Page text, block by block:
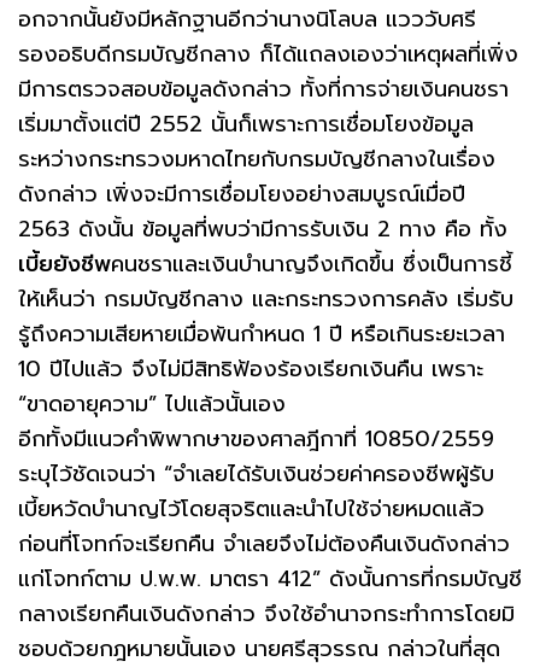
อกจากนั้นยังมีหลักฐานอีกว่านางนิโลบล แวววับศรี
รองอธิบดีกรมบัญชีกลาง ก็ได้แถลงเองว่าเหตุผลที่เพิ่ง
มีการตรวจสอบข้อมูลดังกล่าว ทั้งที่การจ่ายเงินคนชรา
เริ่มมาตั้งแต่ปี 2552 นั้นก็เพราะการเชื่อมโยงข้อมูล
ระหว่างกระทรวงมหาดไทยกับกรมบัญชีกลางในเรื่อง
ดังกล่าว เพิ่งจะมีการเชื่อมโยงอย่างสมบูรณ์เมื่อปี
2563 ดังนั้น ข้อมูลที่พบว่ามีการรับเงิน 2 ทาง คือ ทั้ง
เบี้ยยังชีพคนชราและเงินบำนาญจึงเกิดขึ้น ซึ่งเป็นการชี้
ให้เห็นว่า กรมบัญชีกลาง และกระทรวงการคลัง เริ่มรับ
รู้ถึงความเสียหายเมื่อพ้นกำหนด 1 ปี หรือเกินระยะเวลา
10 ปีไปแล้ว จึงไม่มีสิทธิฟ้องร้องเรียกเงินคืน เพราะ
“ขาดอายุความ” ไปแล้วนั้นเอง
อีกทั้งมีแนวคำพิพากษาของศาลฎีกาที่ 10850/2559
ระบุไว้ชัดเจนว่า “จำเลยได้รับเงินช่วยค่าครองชีพผู้รับ
เบี้ยหวัดบำนาญไว้โดยสุจริตและนำไปใช้จ่ายหมดแล้ว
ก่อนที่โจทก์จะเรียกคืน จำเลยจึงไม่ต้องคืนเงินดังกล่าว
แก่โจทก์ตาม ป.พ.พ. มาตรา 412” ดังนั้นการที่กรมบัญชี
กลางเรียกคืนเงินดังกล่าว จึงใช้อำนาจกระทำการโดยมิ
ชอบด้วยกฎหมายนั้นเอง นายศรีสุวรรณ กล่าวในที่สุด